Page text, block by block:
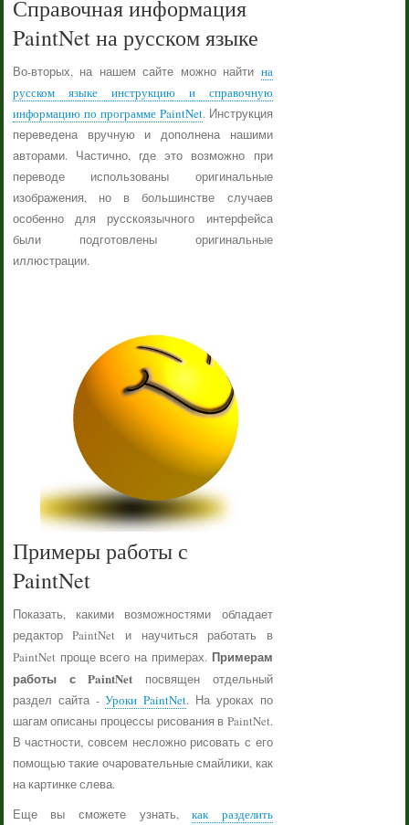
Справочная информация
PaintNet на русском языке
Во-вторых, на нашем сайте можно найти на
русском языке инструкцию и справочную
информацию по программе PaintNet. Инструкция
переведена вручную и дополнена нашими
авторами. Частично, где это возможно при
переводе использованы оригинальные
изображения, но в большинстве случаев
особенно для русскоязычного интерфейса
были подготовлены оригинальные
иллюстрации.
Примеры работы с
PaintNet
Показать, какими возможностями обладает
редактор PaintNet и научиться работать в
PaintNet проще всего на примерах. Примерам
работы с PaintNet посвящен отдельный
раздел сайта -Уроки PaintNet. На уроках по
шагам описаны процессы рисования в PaintNet.
В частности, совсем несложно рисовать с его
помощью такие очаровательные смайлики, как
на картинке слева.
Еще вы сможете узнать,как разделить